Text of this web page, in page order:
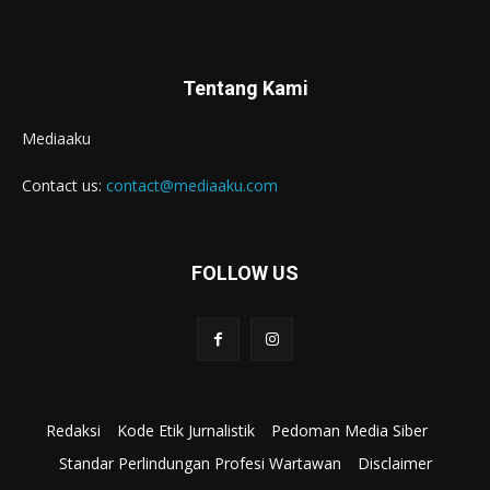
Tentang Kami
Mediaaku
Contact us: contact@mediaaku.com
FOLLOW US
Redaksi Kode Etik Jurnalistik
Pedoman Media Siber
Standar Perlindungan Profesi Wartawan
Disclaimer